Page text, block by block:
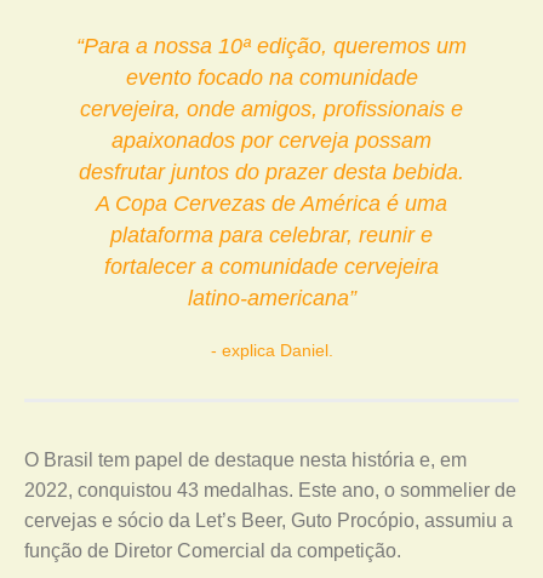
“Para a nossa 10ª edição, queremos um
evento focado na comunidade
cervejeira, onde amigos, profissionais e
apaixonados por cerveja possam
desfrutar juntos do prazer desta bebida.
A Copa Cervezas de América é uma
plataforma para celebrar, reunir e
fortalecer a comunidade cervejeira
latino-americana”
explica Daniel.
O Brasil tem papel de destaque nesta história e, em
2022, conquistou 43 medalhas. Este ano, o sommelier de
cervejas e sócio da Let’s Beer, Guto Procópio, assumiu a
função de Diretor Comercial da competição.